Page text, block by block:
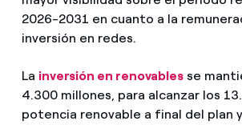
2026-2031 en cuanto a la
inversión en redes.
La inversión en renovables se
4.300 millones, para alcanzar los
potencia renovable a final del plan